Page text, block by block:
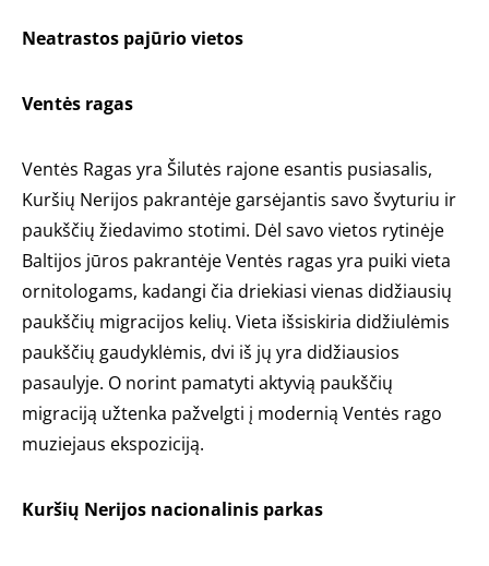
Neatrastos pajūrio vietos
Ventės ragas
Ventės Ragas yra Šilutės rajone esantis pusiasalis,
Kuršių Nerijos pakrantėje garsėjantis savo švyturiu ir
paukščių žiedavimo stotimi. Dėl savo vietos rytinėje
Baltijos jūros pakrantėje Ventės ragas yra puiki vieta
ornitologams, kadangi čia driekiasi vienas didžiausių
paukščių migracijos kelių. Vieta išsiskiria didžiulėmis
paukščių gaudyklėmis, dvi iš jų yra didžiausios
pasaulyje. O norint pamatyti aktyvią paukščių
migraciją užtenka pažvelgti į modernią Ventės rago
muziejaus ekspoziciją.
Kuršių Nerijos nacionalinis parkas